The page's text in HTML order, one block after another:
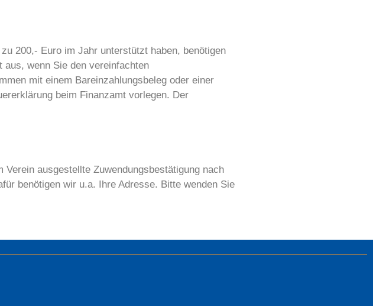
200,- Euro im Jahr unterstützt haben, benötigen
aus, wenn Sie den vereinfachten
mit einem Bareinzahlungsbeleg oder einer
beim Finanzamt vorlegen. Der
ausgestellte Zuwendungsbestätigung nach
benötigen wir u.a. Ihre Adresse. Bitte wenden Sie